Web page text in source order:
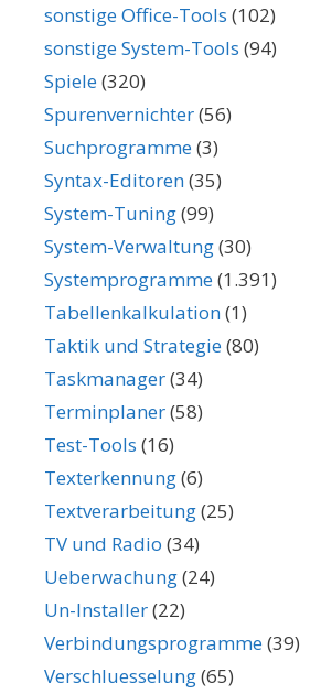
sonstige Office-Tools (102)
sonstige System-Tools (94)
Spiele(320)
Spurenvernichter(56)
Suchprogramme(3)
Syntax-Editoren(35)
System-Tuning(99)
System-Verwaltung(30)
Systemprogramme(1.391)
Tabellenkalkulation(1)
Taktik und Strategie(80)
Taskmanager(34)
Terminplaner(58)
Test-Tools (16)
Texterkennung(6)
Textverarbeitung(25)
TV und Radio (34)
Ueberwachung(24)
Un-Installer(22)
Verbindungsprogramme(39)
Verschluesselung(65)